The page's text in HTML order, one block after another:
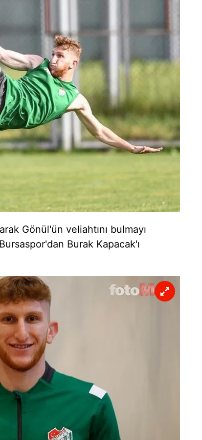
çerezlerle ilgili bilgi almak için lütfen
Gönül'ün veliahtını bulmayı
Burak Kapacak'ı